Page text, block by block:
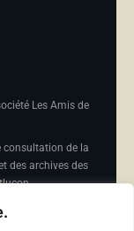
Les Amis de
consultation de la
des archives des